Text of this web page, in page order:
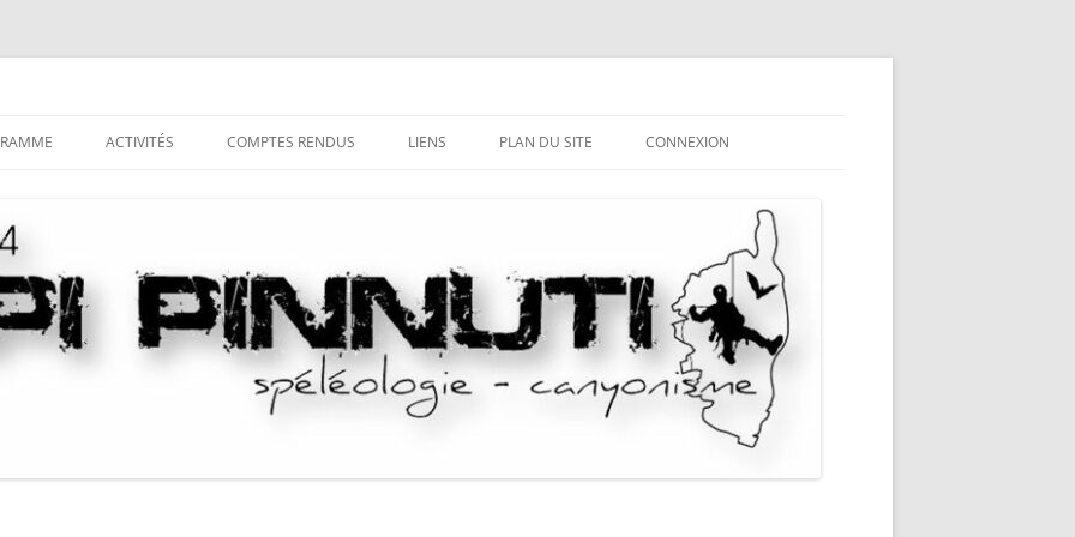
LA SAGA DU LOCAL
ACTIVITÉS
S’INITIER AUX TECHNIQUES
SPÉLÉO
SE PERFECTIONNER
LA PROSPECTION
COMPTES RENDUS
COMPTES-RENDUS DES CAMPS
COMPTES-RENDUS DES STAGES
PUBLICATIONS “NUSTRALE”
LES SAGAS
LIENS PLAN DU SITE CONNEXION